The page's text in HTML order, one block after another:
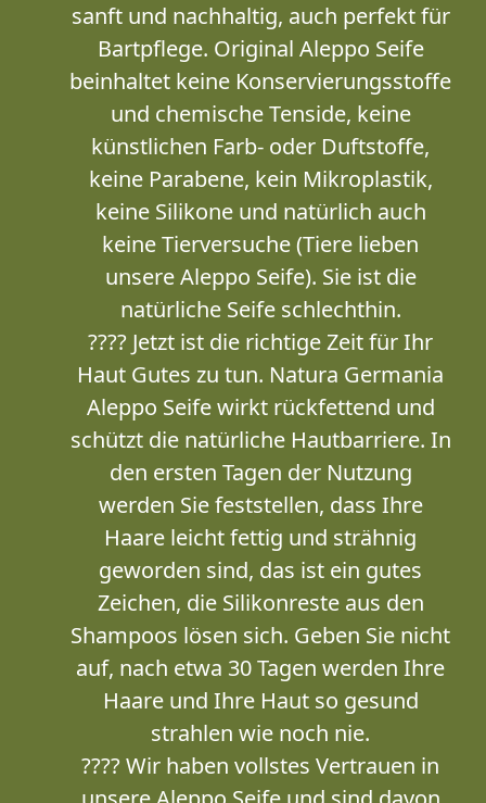
sanft und nachhaltig, auch perfekt für
Bartpflege. Original Aleppo Seife
beinhaltet keine Konservierungsstoffe
und chemische Tenside, keine
künstlichen Farb- oder Duftstoffe,
keine Parabene, kein Mikroplastik,
keine Silikone und natürlich auch
keine Tierversuche (Tiere lieben
unsere Aleppo Seife). Sie ist die
natürliche Seife schlechthin.
???? Jetzt ist die richtige Zeit für Ihr
Haut Gutes zu tun. Natura Germania
Aleppo Seife wirkt rückfettend und
schützt die natürliche Hautbarriere. In
den ersten Tagen der Nutzung
werden Sie feststellen, dass Ihre
Haare leicht fettig und strähnig
geworden sind, das ist ein gutes
Zeichen, die Silikonreste aus den
Shampoos lösen sich. Geben Sie nicht
auf, nach etwa 30 Tagen werden Ihre
Haare und Ihre Haut so gesund
strahlen wie noch nie.
???? Wir haben vollstes Vertrauen in